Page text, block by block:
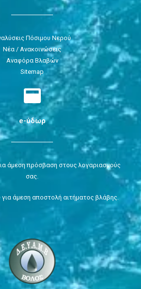
Πόσιμου Νερού
Νέα / Ανακοινώσεις
Αναφόρα Βλαβών
Sitemap
e-ύδωρ
άμεση πρόσβαση στους λογαριασμούς
σας.
για άμεση αποστολή αιτήματος βλάβης.